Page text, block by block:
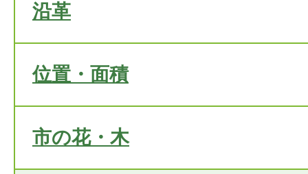
沿革
位置・面積
市の花・木